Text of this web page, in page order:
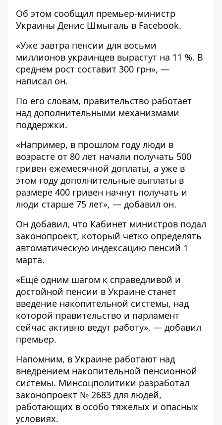
Об этом сообщил премьер-министр
Украины Денис Шмыгаль в Facebook.
«Уже завтра пенсии для восьми
миллионов украинцев вырастут на 11 %. В
среднем рост составит 300 грн», —
написал он.
По его словам, правительство работает
над дополнительными механизмами
поддержки.
«Например, в прошлом году люди в
возрасте от 80 лет начали получать 500
гривен ежемесячной доплаты, а уже в
этом году дополнительные выплаты в
размере 400 гривен начнут получать и
люди старше 75 лет», — добавил он.
Он добавил, что Кабинет министров подал
законопроект, который четко определять
автоматическую индексацию пенсий 1
марта.
«Ещё одним шагом к справедливой и
достойной пенсии в Украине станет
введение накопительной системы, над
которой правительство и парламент
сейчас активно ведут работу», — добавил
премьер.
Напомним, в Украине работают над
внедрением накопительной пенсионной
системы. Минсоцполитики разработал
законопроект № 2683 для людей,
работающих в особо тяжёлых и опасных
условиях.